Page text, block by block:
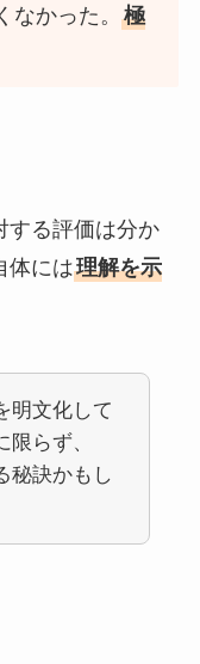
なかった。極
する評価は分か
体には理解を示
明文化して
らず、
秘訣かもし